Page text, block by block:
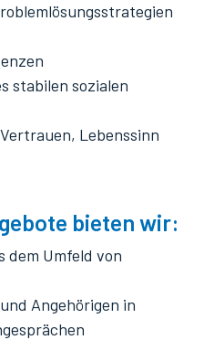
stabilen sozialen
Lebenssinn
bieten wir:
dem Umfeld von
Angehörigen in